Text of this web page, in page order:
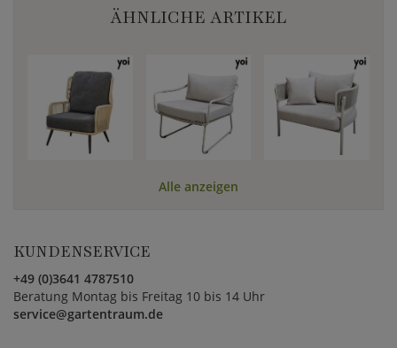
ÄHNLICHE ARTIKEL
Alle anzeigen
KUNDENSERVICE
+49 (0)3641 4787510
Beratung Montag bis Freitag 10 bis 14 Uhr
service@gartentraum.de